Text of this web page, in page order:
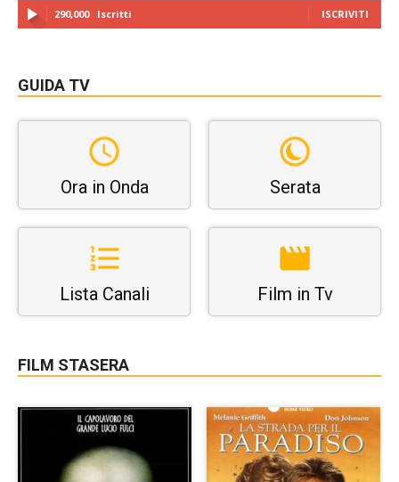
290,000 Iscritti ISCRIVITI
GUIDA TV
Ora in Onda Serata
Lista Canali Film in Tv
FILM STASERA